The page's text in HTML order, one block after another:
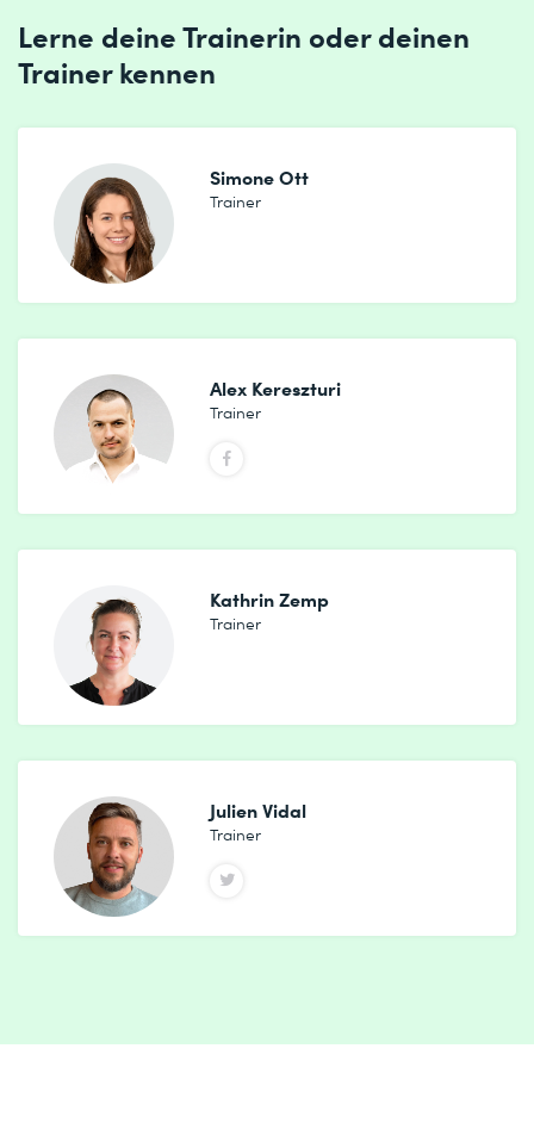
Lerne deine Trainerin oder deinen
Trainer kennen
Simone Ott
Trainer
Alex Kereszturi
Trainer
Kathrin Zemp
Trainer
Julien Vidal
Trainer